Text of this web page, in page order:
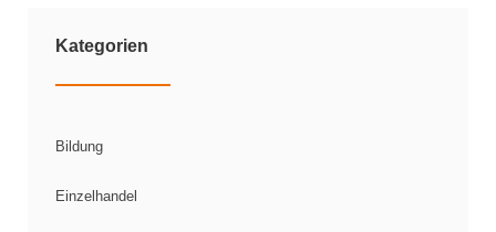
Kategorien
Bildung
Einzelhandel